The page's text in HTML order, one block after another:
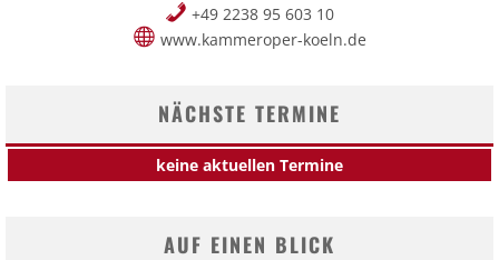
+49 2238 95 603 10
www.kammeroper-koeln.de
NÄCHSTE TERMINE
keine aktuellen Termine
AUF EINEN BLICK